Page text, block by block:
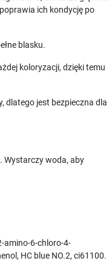
ich kondycję po
blasku.
koloryzacji, dzięki temu
dlatego jest bezpieczna dla
Wystarczy woda, aby
amino-6-chloro-4-
HC blue NO.2, ci61100.